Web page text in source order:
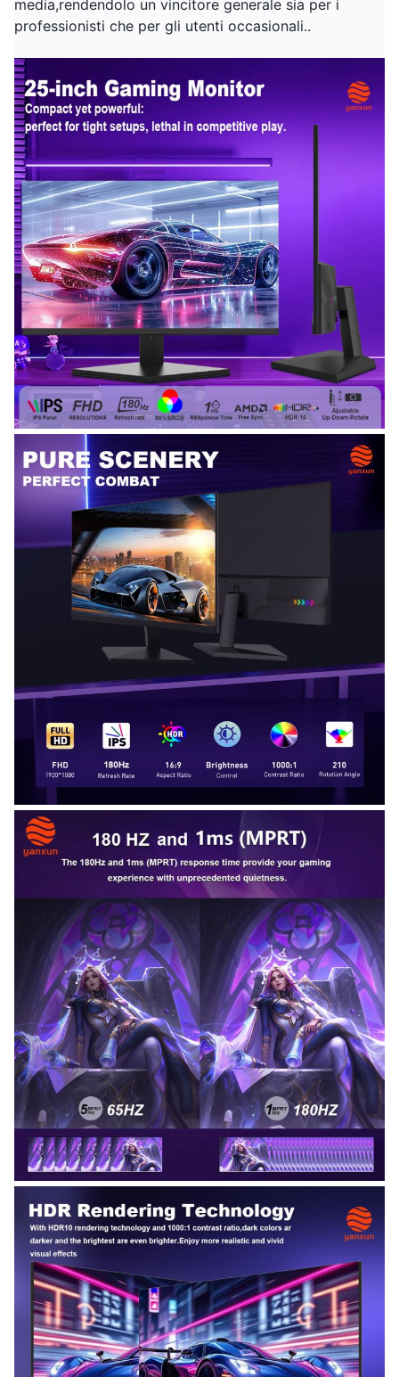
media,rendendolo un vincitore generale sia per i
professionisti che per gli utenti occasionali..